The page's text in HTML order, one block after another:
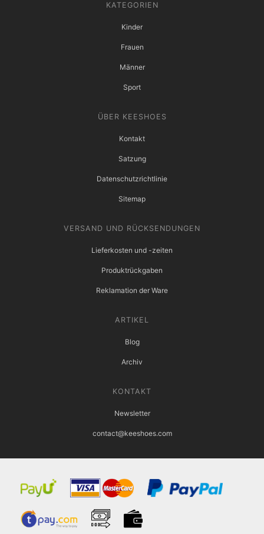
KATEGORIEN
Kinder
Frauen
Männer
Sport
ÜBER KEESHOES
Kontakt
Satzung
Datenschutzrichtlinie
Sitemap
VERSAND UND RÜCKSENDUNGEN
Lieferkosten und -zeiten
Produktrückgaben
Reklamation der Ware
ARTIKEL
Blog
Archiv
KONTAKT
Newsletter
contact@keeshoes.com